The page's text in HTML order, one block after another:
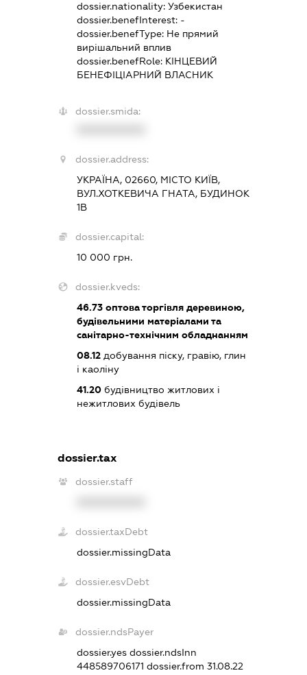
dossier.nationality: Узбекистан
dossier.benefInterest: -
dossier.benefType: Не прямий
вирішальний вплив
dossier.benefRole: КІНЦЕВИЙ
БЕНЕФІЦІАРНИЙ ВЛАСНИК
dossier.smida:
dossier.address:
УКРАЇНА, 02660, МІСТО КИЇВ,
ВУЛ.ХОТКЕВИЧА ГНАТА, БУДИНОК
1В
dossier.capital:
10 000 грн.
dossier.kveds:
46.73оптова торгівля деревиною,
будівельними матеріалами та
санітарно-технічним обладнанням
08.12добування піску, гравію, глин
і каоліну
41.20будівництво житлових і
нежитлових будівель
dossier.tax
dossier.staff
dossier.taxDebt
dossier.missingData
dossier.esvDebt
dossier.missingData
dossier.ndsPayer
dossier.yes dossier.ndsInn
448589706171 dossier.from 31.08.22